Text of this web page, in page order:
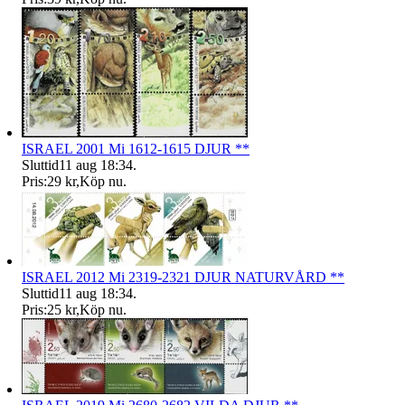
ISRAEL 2001 Mi 1612-1615 DJUR **
Sluttid11 aug 18:34.
Pris:29 kr,Köp nu.
ISRAEL 2012 Mi 2319-2321 DJUR NATURVÅRD **
Sluttid11 aug 18:34.
Pris:25 kr,Köp nu.